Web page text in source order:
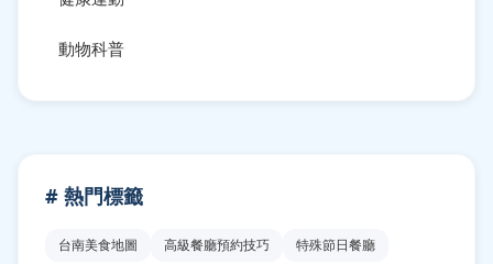
動物科普
# 熱門標籤
台南美食地圖 高級餐廳預約技巧 特殊節日餐廳